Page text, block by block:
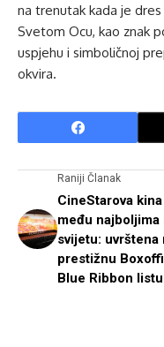
na trenutak kada je
Svetom Ocu, kao znak
uspjehu i simboličnoj
okvira.
Raniji Članak
CineStarova kina
među najboljima
svijetu: uvrštena
prestižnu
Blue Ribbon listu